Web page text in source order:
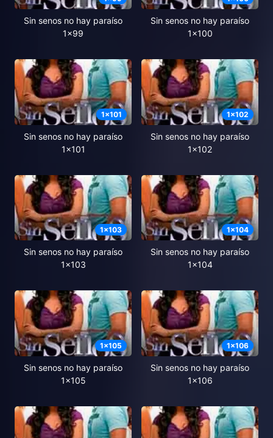
Sin senos no hay paraíso
1x99
Sin senos no hay paraíso
1x100
1x101
Sin senos no hay paraíso
1x101
1x102
Sin senos no hay paraíso
1x102
1x103
Sin senos no hay paraíso
1x103
1x104
Sin senos no hay paraíso
1x104
1x105
Sin senos no hay paraíso
1x105
1x106
Sin senos no hay paraíso
1x106